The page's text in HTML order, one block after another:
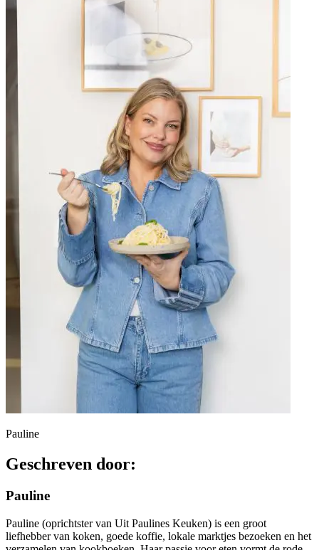
Pauline
Geschreven door:
Pauline
Pauline (oprichtster van Uit Paulines Keuken) is een groot
liefhebber van koken, goede koffie, lokale marktjes bezoeken en het